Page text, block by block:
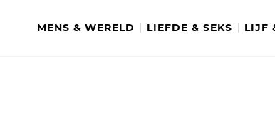
MENS & WERELD LIEFDE & SEKS LIJF